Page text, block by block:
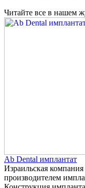
Читайте все в нашем
Ab Dental имплантат
Израильская
производителем